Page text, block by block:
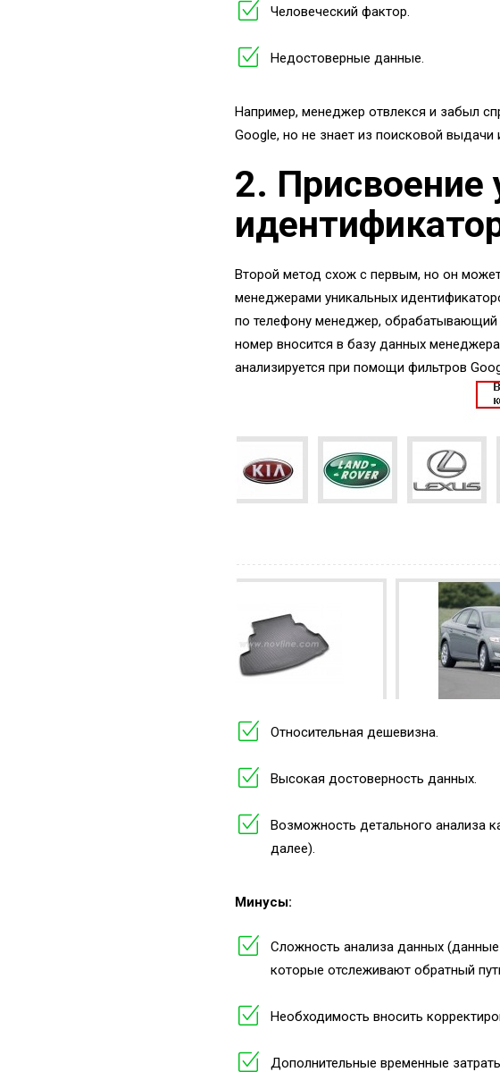
Человеческий фактор.
Недостоверные данные.
Например, менеджер отвлекся и забыл
Google, но не знает из поисковой
2. Присвоение
Второй метод схож с первым, но он
менеджерами уникальных
по телефону менеджер, обрабатывающий
номер вносится в базу данных
анализируется при помощи фильтров
Относительная дешевизна.
Высокая достоверность данных.
Возможность детального анализа
далее).
Минусы:
Сложность анализа данных
которые отслеживают обратный
Необходимость вносить
Дополнительные временные